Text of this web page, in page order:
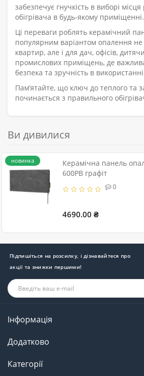
забезпечує гнучкість в виборі
обігрівача в будь-якому приміщенні.
Ці переваги роблять керамічний
популярним варіантом опалення не
квартир, але і для дач, офісів,
промислових приміщень, де
безпека та зручність в
Пам’ятайте, що ключ до теплого та
починається з правильного
Ви дивилися
новинка
Керамічна панель
600PB графіт
0
4690.00 ₴
Підпишіться на розсилку, і дізнавайтеся про
акції та знижки першими!
Інформація
Додатково
Категорії